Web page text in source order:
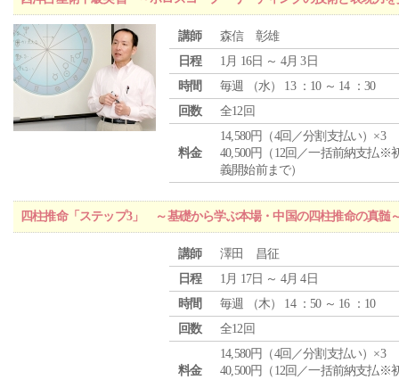
講師
森信 彰雄
日程
1月 16日 ～ 4月 3日
時間
毎週 （水） 13 ：10 ～ 14 ：30
回数
全12回
料金
14,580円（4回／分割支払い）×3
40,500円（12回／一括前納支払※
義開始前まで）
四柱推命「ステップ3」 ～基礎から学ぶ本場・中国の四柱推命の真髄
講師
澤田 昌征
日程
1月 17日 ～ 4月 4日
時間
毎週 （木） 14 ：50 ～ 16 ：10
回数
全12回
料金
14,580円（4回／分割支払い）×3
40,500円（12回／一括前納支払※